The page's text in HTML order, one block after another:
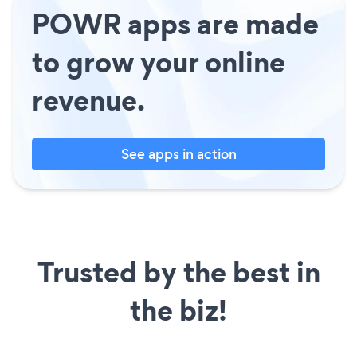
POWR apps are made
to grow your online
revenue.
See apps in action
Trusted by the best in
the biz!